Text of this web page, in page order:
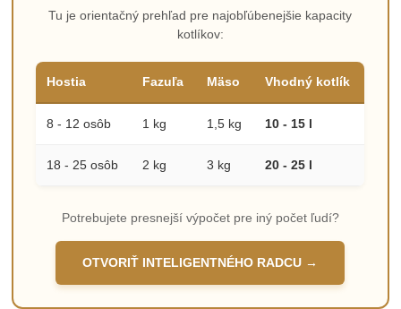
Tu je orientačný prehľad pre najobľúbenejšie kapacity
kotlíkov:
Hostia Fazuľa Mäso Vhodný kotlík
8 - 12 osôb 1 kg 1,5 kg 10 - 15 l
18 - 25 osôb 2 kg 3 kg 20 - 25 l
Potrebujete presnejší výpočet pre iný počet ľudí?
OTVORIŤ INTELIGENTNÉHO RADCU →